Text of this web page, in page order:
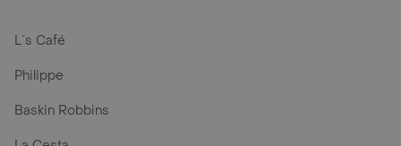
L´s Café
Philippe
Baskin Robbins